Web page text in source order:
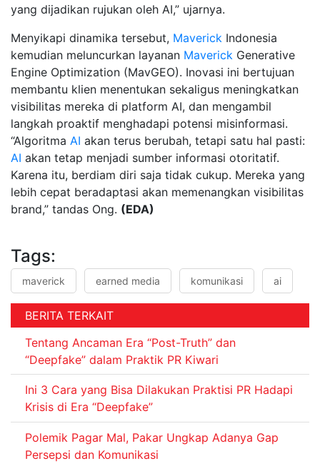
yang dijadikan rujukan oleh AI,” ujarnya.
Menyikapi dinamika tersebut, Maverick Indonesia
kemudian meluncurkan layanan Maverick Generative
Engine Optimization (MavGEO). Inovasi ini bertujuan
membantu klien menentukan sekaligus meningkatkan
visibilitas mereka di platform AI, dan mengambil
langkah proaktif menghadapi potensi misinformasi.
“Algoritma AI akan terus berubah, tetapi satu hal pasti:
AI akan tetap menjadi sumber informasi otoritatif.
Karena itu, berdiam diri saja tidak cukup. Mereka yang
lebih cepat beradaptasi akan memenangkan visibilitas
brand,” tandas Ong. (EDA)
Tags:
maverick earned media komunikasi ai
BERITA TERKAIT
Tentang Ancaman Era “Post-Truth” dan
“Deepfake” dalam Praktik PR Kiwari
Ini 3 Cara yang Bisa Dilakukan Praktisi PR Hadapi
Krisis di Era “Deepfake”
Polemik Pagar Mal, Pakar Ungkap Adanya Gap
Persepsi dan Komunikasi